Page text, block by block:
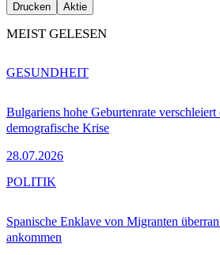
Drucken Aktie
MEIST GELESEN
Bulgariens hohe Geburtenrate
demografische Krise
28.07.2026
GESUNDHEIT
Spanische Enklave von Migranten
ankommen
POLITIK